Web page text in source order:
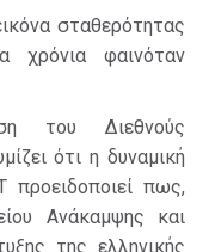
σταθερότητας
χρόνια φαινόταν
του Διεθνούς
ότι η δυναμική
προειδοποιεί πως,
Ανάκαμψης και
της ελληνικής